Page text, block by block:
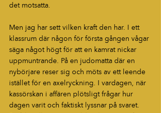
det motsatta.
Men jag har sett vilken kraft den har. I ett
klassrum där någon för första gången vågar
säga något högt för att en kamrat nickar
uppmuntrande. På en judomatta där en
nybörjare reser sig och möts av ett leende
istället för en axelryckning. I vardagen, när
kassörskan i affären plötsligt frågar hur
dagen varit och faktiskt lyssnar på svaret.